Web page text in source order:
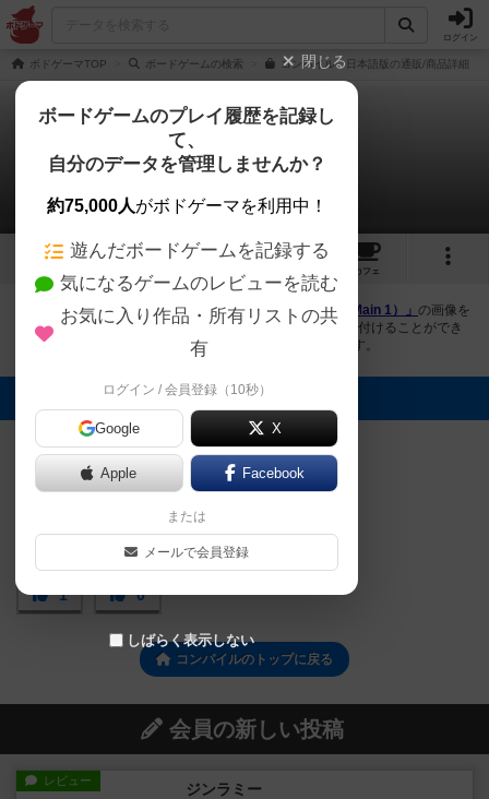
ログイン
ボドゲーマTOP ボードゲームの検索 コンパイル 日本語版の通販/商品詳細
コンパイル
2件の画像
2 6
カフェ
ボドゲーマにログインすると、 「コンパイル（Compile: Main 1）」 の画像を
アップロード出来たり、他のユーザーの投稿画像に評価を付けることができ
ます。また、トップ6の画像は様々なページで表示されます。
トップに表示される画像
1
まつなが
0
コンパイルのトップに戻る
会員の新しい投稿
レビュー ジンラミー
閉じる
ボードゲームのプレイ履歴を記録し
て、
自分のデータを管理しませんか？
約75,000人がボドゲーマを利用中！
遊んだボードゲームを記録する
気になるゲームのレビューを読む
お気に入り作品・所有リストの共
有
ログイン / 会員登録（10秒）
Google X
Apple Facebook
または
メールで会員登録
しばらく表示しない